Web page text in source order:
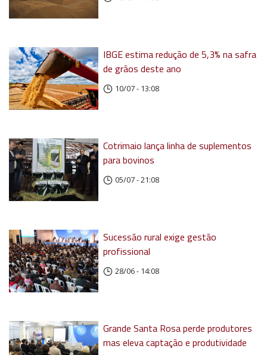
IBGE estima redução de 5,3% na safra
de grãos deste ano
10/07 - 13:08
Cotrimaio lança linha de suplementos
para bovinos
05/07 - 21:08
Sucessão rural exige gestão
profissional
28/06 - 14:08
Grande Santa Rosa perde produtores
mas eleva captação e produtividade